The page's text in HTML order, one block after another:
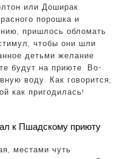
или Доширак.
порошка и
пришлось обломать
чтобы они шли
детьми желание
будут на приюте. Во-
воду. Как говорится,
как пригодилась!
к Пшадскому приюту
местами чуть